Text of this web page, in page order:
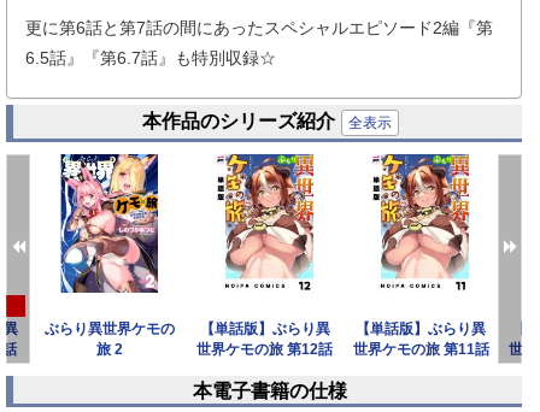
更に第6話と第7話の間にあったスペシャルエピソード2編『第
6.5話』『第6.7話』も特別収録☆
本作品のシリーズ紹介 全表示
異
ぶらり異世界ケモの
旅 2
【単話版】ぶらり異
世界ケモの旅 第12話
【単話版】ぶらり異
世界ケモの旅 第11話
世
prev next
本電子書籍の仕様